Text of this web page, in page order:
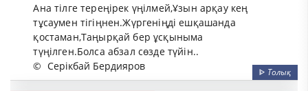
Ана тілге тереңірек үңілмей,Ұзын арқау кең
тұсаумен тігіңнен.Жүргеніңді ешқашанда
қостаман,Таңырқай бер ұсқыныма
түңілген.Болса абзал сөзде түйін..
© Серікбай Бердияров ᐈ Толық